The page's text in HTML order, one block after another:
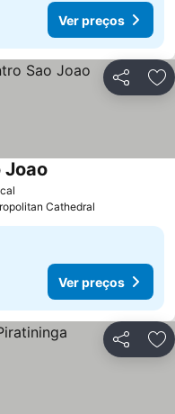
Ver preços
Partilhar
Joao
Cathedral
Ver preços
Partilhar